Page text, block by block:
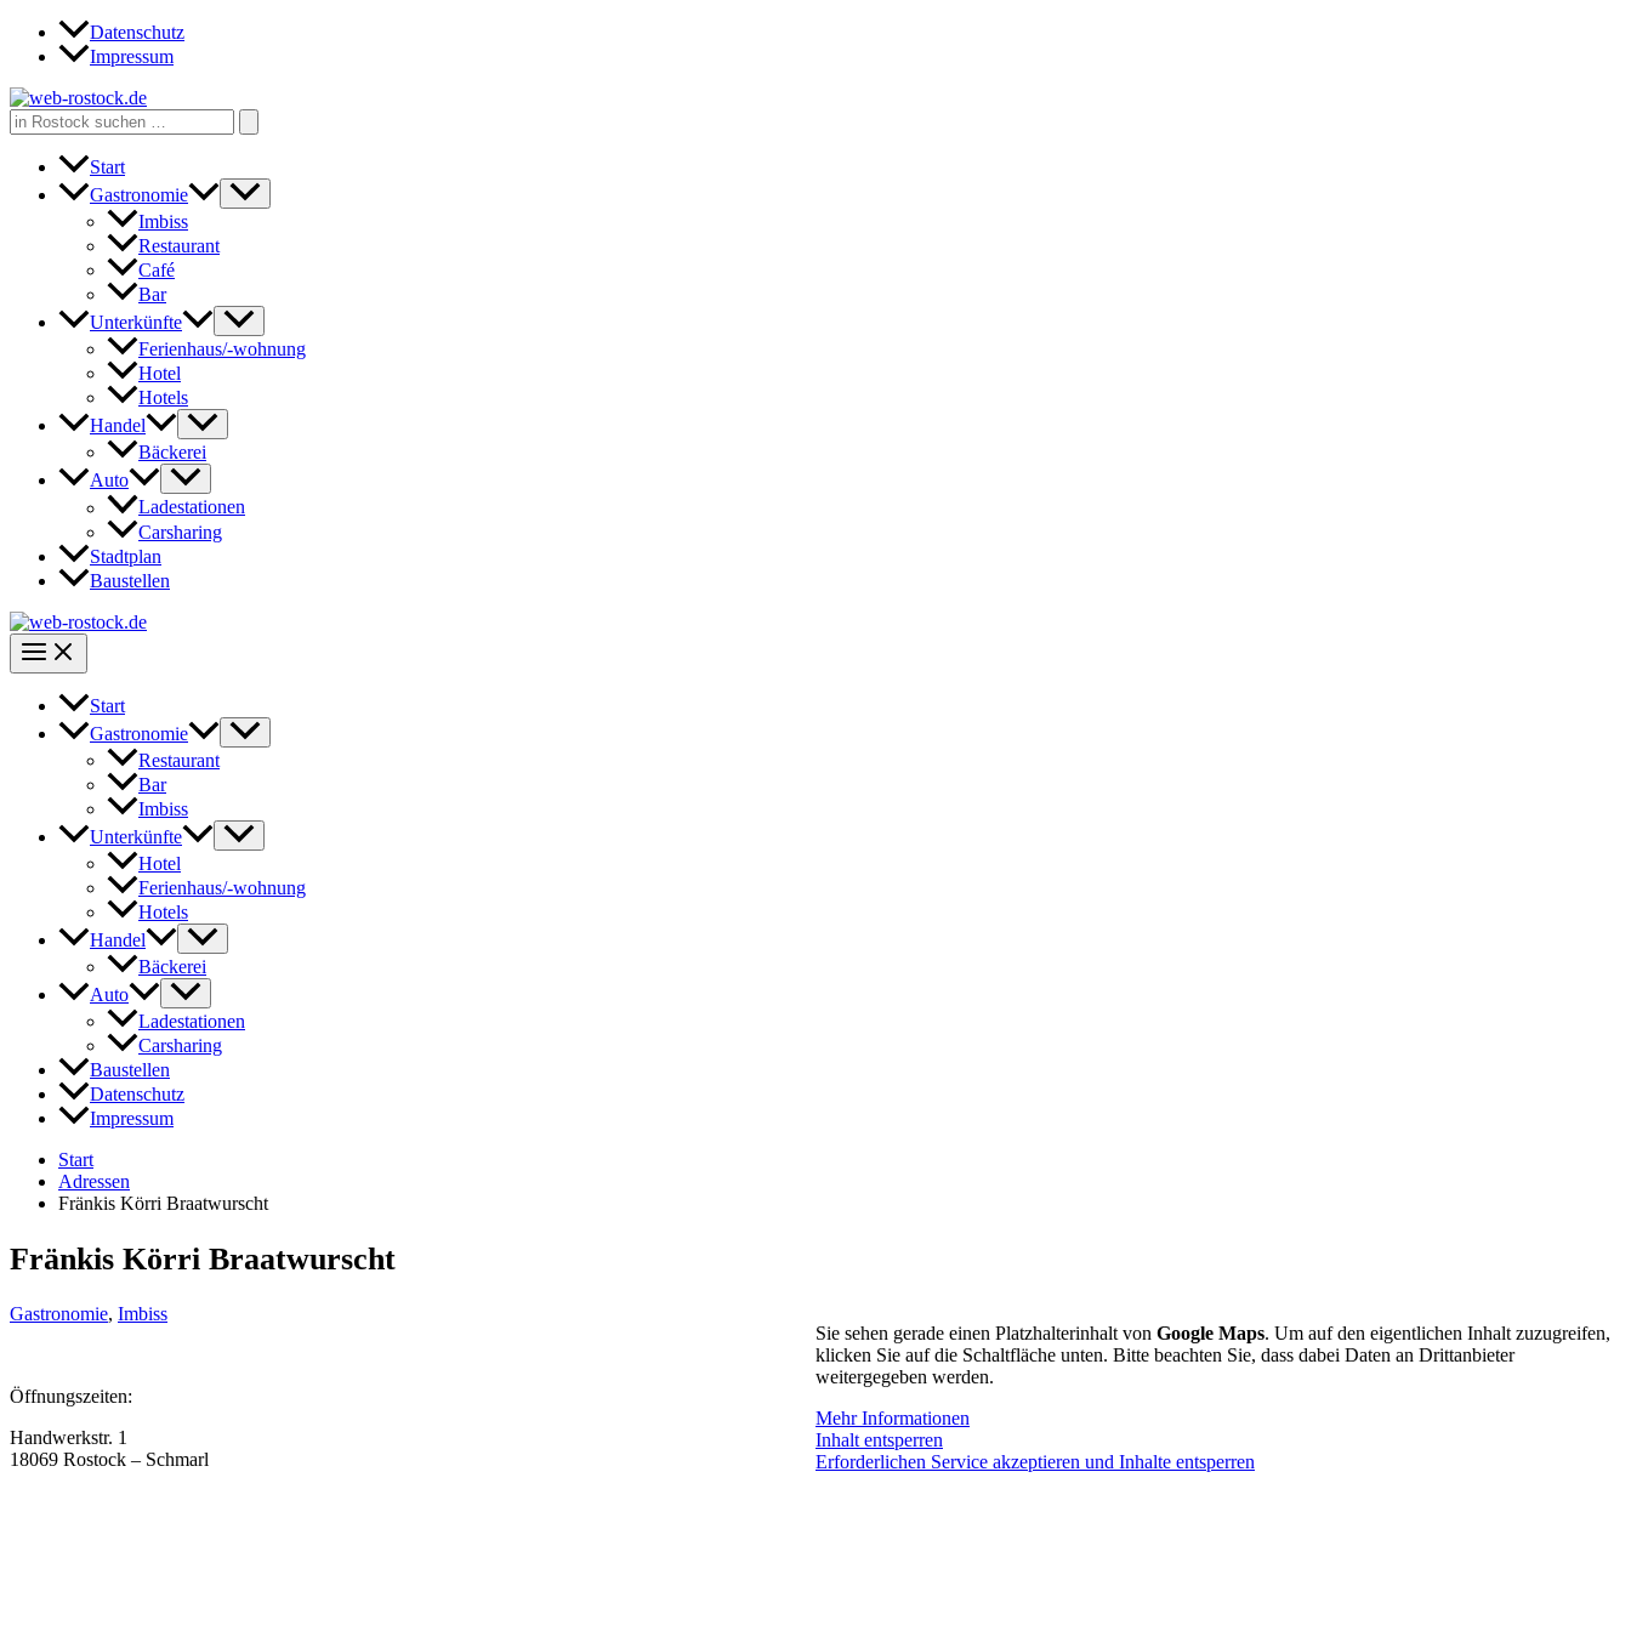
Zum
Inhalt
Datenschutz
Impressum
Search
for:
Start
Gastronomie
Imbiss
Restaurant
Café
Bar
Unterkünfte
Ferienhaus/-wohnung
Hotel
Hotels
Handel
Bäckerei
Auto
Ladestationen
Carsharing
Stadtplan
Baustellen
Start
Gastronomie
Restaurant
Bar
Imbiss
Unterkünfte
Hotel
Ferienhaus/-wohnung
Hotels
Handel
Bäckerei
Auto
Ladestationen
Carsharing
Baustellen
Datenschutz
Impressum
Start
Adressen
Fränkis Körri Braatwurscht
Fränkis Körri Braatwurscht
Gastronomie, Imbiss
Öffnungszeiten:
Handwerkstr. 1
18069 Rostock – Schmarl
Sie sehen gerade einen Platzhalterinhalt von Google Maps. Um auf den eigentlichen Inhalt zuzugreifen,
klicken Sie auf die Schaltfläche unten. Bitte beachten Sie, dass dabei Daten an Drittanbieter
weitergegeben werden.
Mehr Informationen
Inhalt entsperren
Erforderlichen Service akzeptieren und Inhalte entsperren